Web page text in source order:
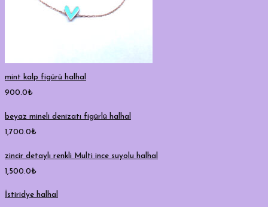
mint kalp figürü halhal
900.0₺
beyaz mineli denizatı figürlü halhal
1,700.0₺
zincir detaylı renkli Multi ince suyolu halhal
1,500.0₺
İstiridye halhal